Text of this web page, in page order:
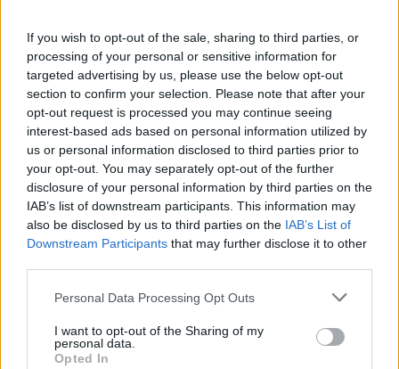
If you wish to opt-out of the sale, sharing to third parties, or
processing of your personal or sensitive information for
targeted advertising by us, please use the below opt-out
section to confirm your selection. Please note that after your
opt-out request is processed you may continue seeing
interest-based ads based on personal information utilized by
us or personal information disclosed to third parties prior to
your opt-out. You may separately opt-out of the further
disclosure of your personal information by third parties on the
IAB’s list of downstream participants. This information may
also be disclosed by us to third parties on the IAB’s List of
Downstream Participants that may further disclose it to other
Personal Data Processing Opt Outs
I want to opt-out of the Sharing of my
personal data.
Opted In
social
SHOWBIZ
Τρυφερές αγκαλιές με τα παιδιά,
stylish εμφανίσεις & ένας
απολαυστικός Αύγουστος για Νίκα -
Αργυρό
SHOWBIZ
Ατύχημα στις διακοπές για τον Ιβάν
Σβιτάιλο – Η ακτινογραφία & το
SHOWBIZ